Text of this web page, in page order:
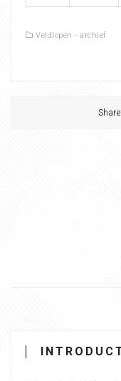
Veldlopen - archief
Share: